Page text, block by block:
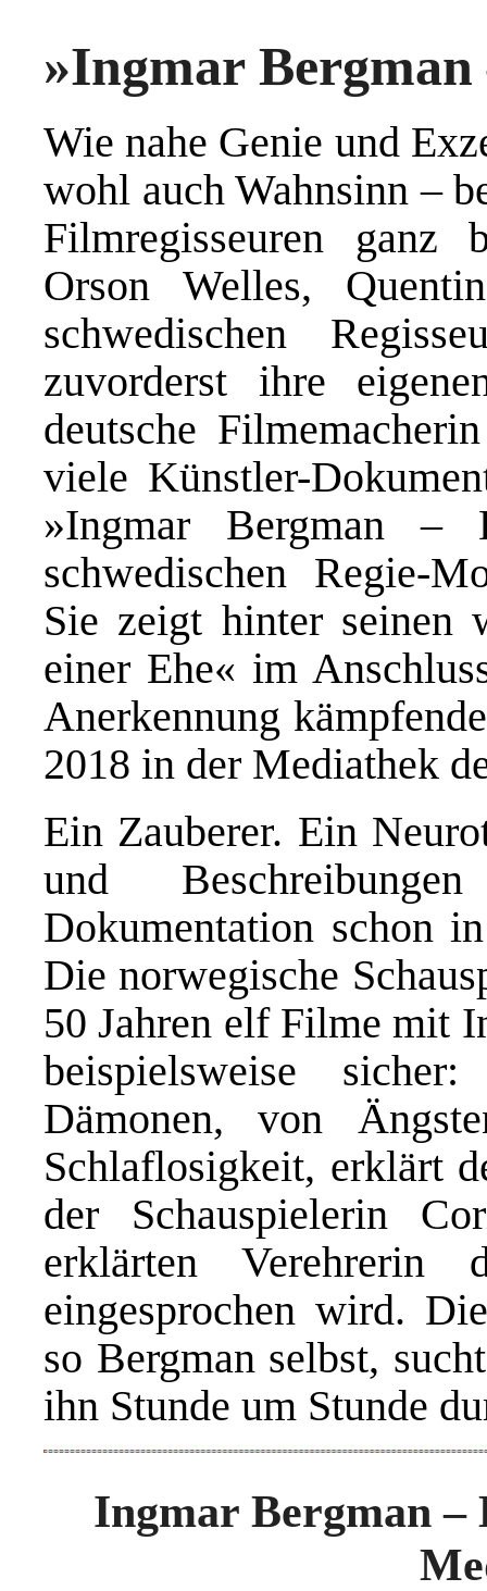
»Ingmar
Wie nahe Genie und
wohl auch Wahnsinn –
Filmregisseuren ganz
Orson Welles,
schwedischen
zuvorderst ihre
deutsche
viele Künstler-
»Ingmar Bergman
schwedischen Regie-
Sie zeigt hinter seinen
einer Ehe« im
Anerkennung
2018 in der Mediathek
Ein Zauberer. Ein
und
Dokumentation schon
Die norwegische
50 Jahren elf Filme mit
beispielsweise
Dämonen, von
Schlaflosigkeit, erklärt
der Schauspielerin
erklärten Verehrerin
eingesprochen wird.
so Bergman selbst,
ihn Stunde um Stunde
Ingmar Bergman –